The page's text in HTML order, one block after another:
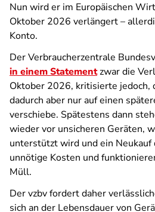
Nun wird er im Europäischen
Oktober 2026 verlängert –
Konto.
Der Verbraucherzentrale
in einem Statementzwar die
Oktober 2026, kritisierte jedoch,
dadurch aber nur auf einen
verschiebe. Spätestens dann
wieder vor unsicheren Geräten,
unterstützt wird und ein
unnötige Kosten und
Müll.
Der vzbv fordert daher
sich an der Lebensdauer von